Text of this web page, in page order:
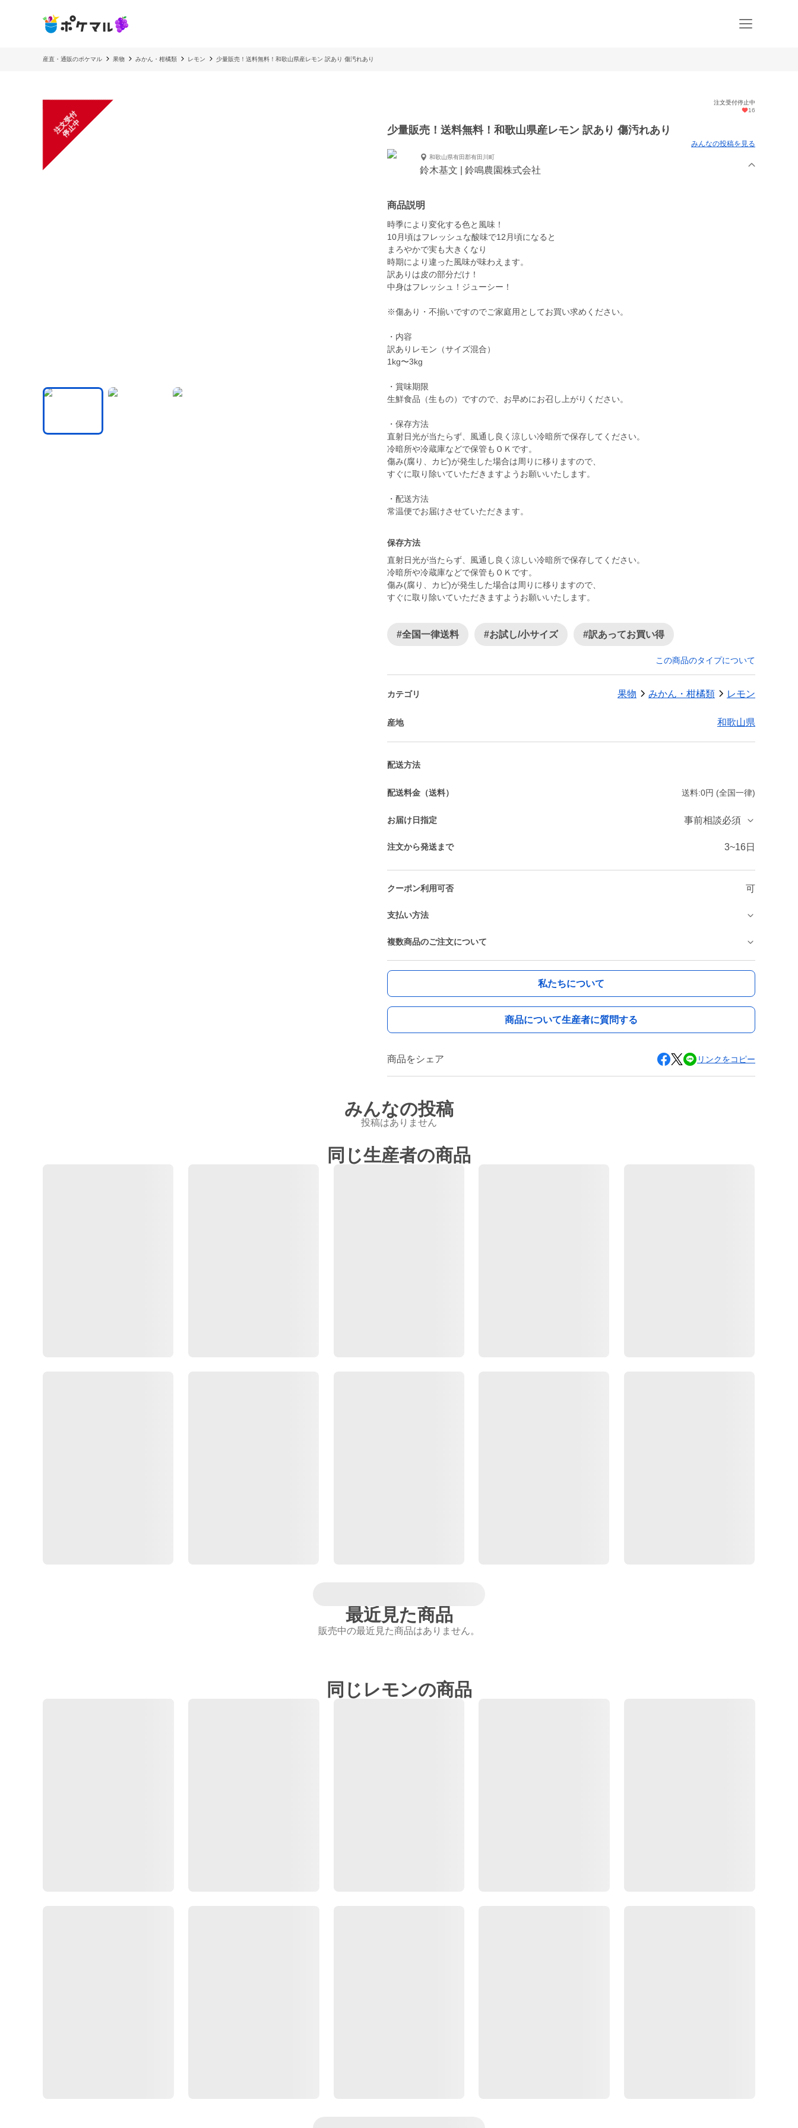
産直・通販のポケマル 果物 みかん・柑橘類 レモン 少量販売！送料無料！和歌山県産レモン 訳あり 傷汚れあり
注
文
受
付
停
止
中
注文受付停止中
16
少量販売！送料無料！和歌山県産レモン 訳あり 傷汚れあり
みんなの投稿を見る
和歌山県有田郡有田川町
鈴木基文 | 鈴鳴農園株式会社
商品説明
時季により変化する色と風味！
10月頃はフレッシュな酸味で12月頃になると
まろやかで実も大きくなり
時期により違った風味が味わえます。
訳ありは皮の部分だけ！
中身はフレッシュ！ジューシー！
※傷あり・不揃いですのでご家庭用としてお買い求めください。
・内容
訳ありレモン（サイズ混合）
1kg〜3kg
・賞味期限
生鮮食品（生もの）ですので、お早めにお召し上がりください。
・保存方法
直射日光が当たらず、風通し良く涼しい冷暗所で保存してください。
冷暗所や冷蔵庫などで保管もＯＫです。
傷み(腐り、カビ)が発生した場合は周りに移りますので、
すぐに取り除いていただきますようお願いいたします。
・配送方法
常温便でお届けさせていただきます。
保存方法
直射日光が当たらず、風通し良く涼しい冷暗所で保存してください。
冷暗所や冷蔵庫などで保管もＯＫです。
傷み(腐り、カビ)が発生した場合は周りに移りますので、
すぐに取り除いていただきますようお願いいたします。
#全国一律送料 #お試し/小サイズ #訳あってお買い得
この商品のタイプについて
カテゴリ 果物 みかん・柑橘類 レモン
産地 和歌山県
配送方法
配送料金（送料） 送料:0円 (全国一律)
お届け日指定 事前相談必須
注文から発送まで 3~16日
クーポン利用可否 可
支払い方法
複数商品のご注文について
私たちについて
商品について生産者に質問する
商品をシェア リンクをコピー
みんなの投稿
投稿はありません
同じ生産者の商品
最近見た商品
販売中の最近見た商品はありません。
同じレモンの商品